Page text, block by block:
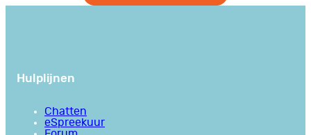
Hulplijnen
Chatten
eSpreekuur